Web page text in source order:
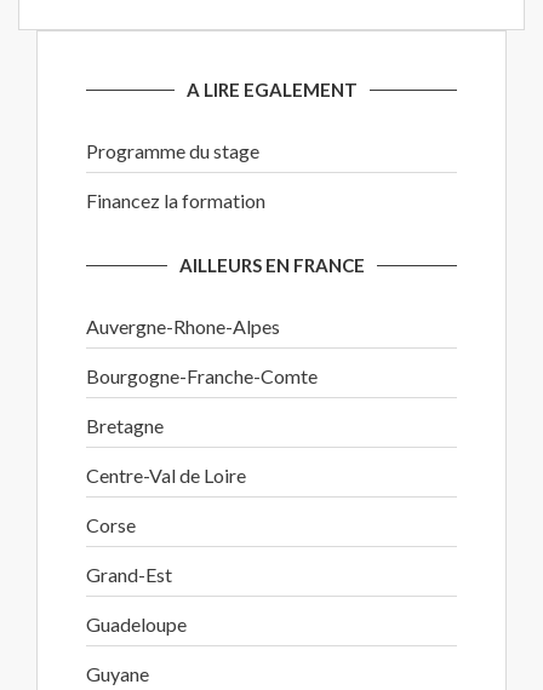
A LIRE EGALEMENT
Programme du stage
Financez la formation
AILLEURS EN FRANCE
Auvergne-Rhone-Alpes
Bourgogne-Franche-Comte
Bretagne
Centre-Val de Loire
Corse
Grand-Est
Guadeloupe
Guyane